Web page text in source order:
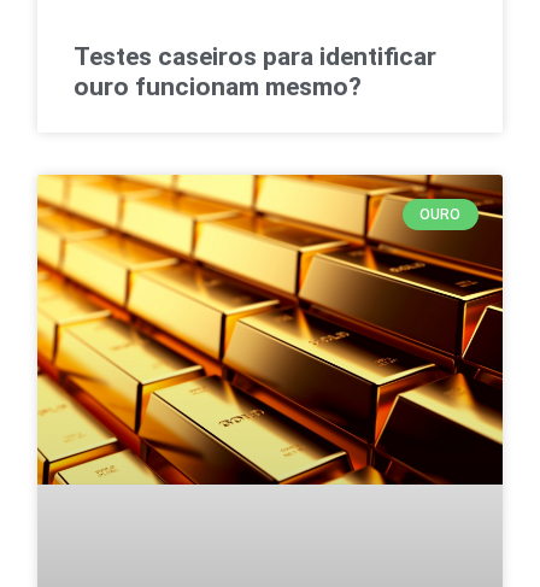
Testes caseiros para identificar
ouro funcionam mesmo?
OURO